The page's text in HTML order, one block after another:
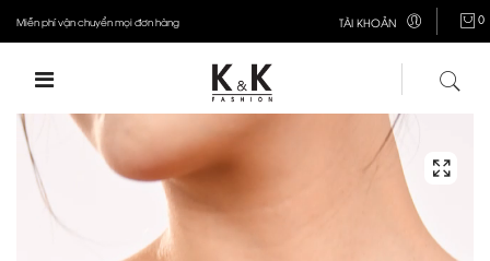
Miễn phí vận chuyển mọi đơn hàng TÀI KHOẢN 0